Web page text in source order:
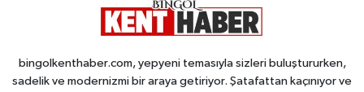
bingolkenthaber.com, yepyeni temasıyla sizleri buluştururken,
sadelik ve modernizmi bir araya getiriyor. Şatafattan kaçınıyor ve